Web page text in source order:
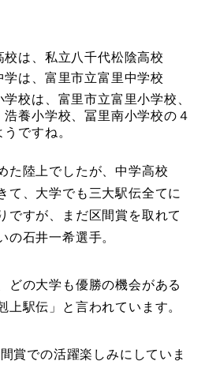
は、私立八千代松陰高校
は、富里市立富里中学校
校は、富里市立富里小学校、
養小学校、冨里南小学校の４
ですね。
た陸上でしたが、中学高校
て、大学でも三大駅伝全てに
ですが、まだ区間賞を取れて
の石井一希選手。
どの大学も優勝の機会がある
上駅伝」と言われています。
賞での活躍楽しみにしていま